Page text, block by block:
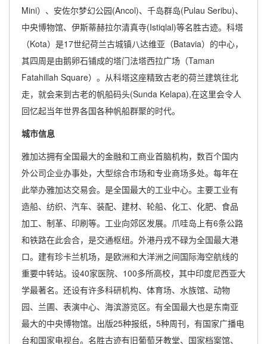
Mini）、安佐尔梦幻公园(Ancol)、千岛群岛(Pulau Seribu)、
中央博物馆、伊斯蒂赫拉尔清真寺(Istiqlal)等名胜古迹。科塔
（Kota）是17世纪荷兰古城镇八达维亚（Batavia）的中心，
其四周是由鹅卵石铺成的塔门法塔西拉广场（Taman
Fatahillah Square）。从科塔这座精致古老的荷兰建筑往北
走，就会来到古老的帆船码头(Sunda Kelapa),在这里会令人
回忆起当年世界各国各种帆船群聚的时代。
城市信息
雅加达拥有全国最大的金融和工商业首脑机构，数百个国内
外公司企业办事处，大型综合市场和专业商场多处。每年在
此举办雅加达交易会。是全国最大的工业中心。主要工业有
造船、纺织、汽车、装配、建材、轮船、化工、化肥、食品
加工、制革、印刷等。工业向郊区发展。爪哇岛上有6条公路
和铁路在此会合，是交通枢纽。外港丹戎不碌为全国最大港
口。建有珍卡兰机场，是欧洲和大洋洲之间国际海空航线的
重要中转站。设40家医院、100多所高校，其中印度尼西亚大
学最著名。还设有许多科研机构、体育场、水族馆、动物
园、兰圃、表演中心、海滨游览区。有全国最大也是东南亚
最大的中央博物馆。出版25种报纸，5种周刊，有国家广播电
台和国家电视台。名胜古迹有旧葡萄牙教堂、国家档案馆、